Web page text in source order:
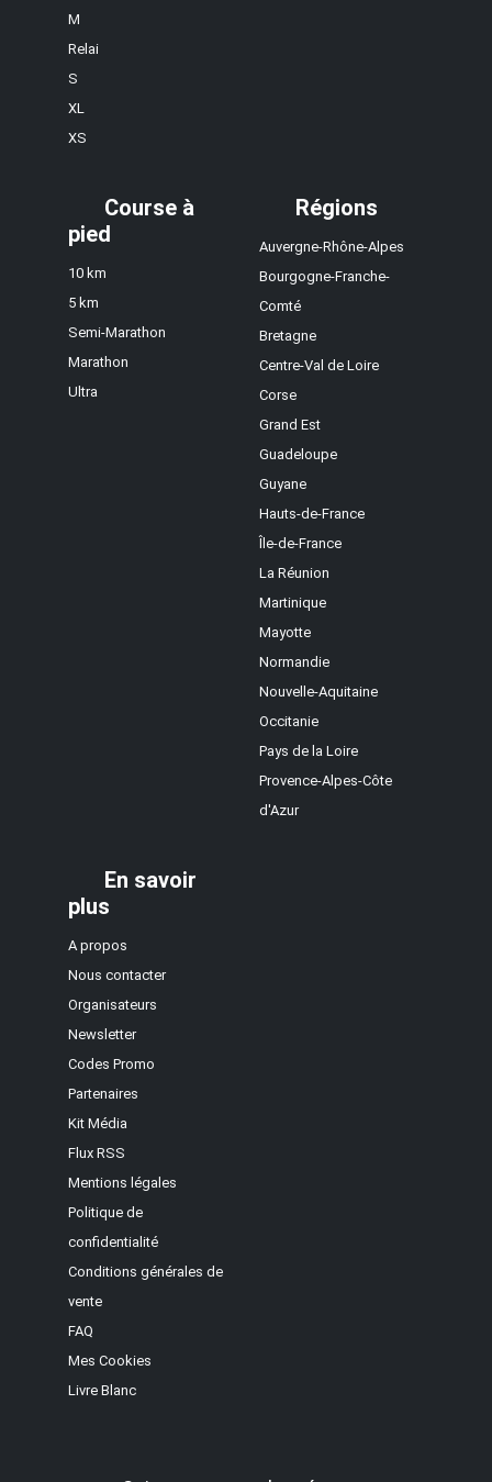
M
Relai
S
XL
XS
Course à
pied
10 km
5 km
Semi-Marathon
Marathon
Ultra
Régions
Auvergne-Rhône-Alpes
Bourgogne-Franche-
Comté
Bretagne
Centre-Val de Loire
Corse
Grand Est
Guadeloupe
Guyane
Hauts-de-France
Île-de-France
La Réunion
Martinique
Mayotte
Normandie
Nouvelle-Aquitaine
Occitanie
Pays de la Loire
Provence-Alpes-Côte
d'Azur
En savoir
plus
A propos
Nous contacter
Organisateurs
Newsletter
Codes Promo
Partenaires
Kit Média
Flux RSS
Mentions légales
Politique de
confidentialité
Conditions générales de
vente
FAQ
Mes Cookies
Livre Blanc